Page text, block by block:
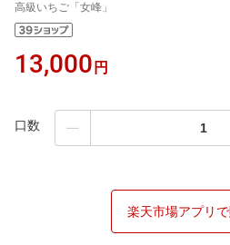
高級いちご「女峰」
13,000 円
口数
楽天市場アプリ